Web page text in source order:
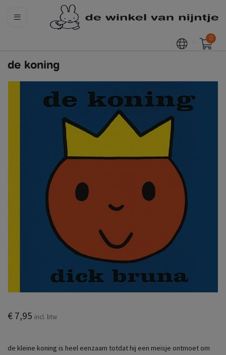
0
de koning
€ 7,95 incl. btw
de kleine koning is heel eenzaam totdat hij een meisje ontmoet om